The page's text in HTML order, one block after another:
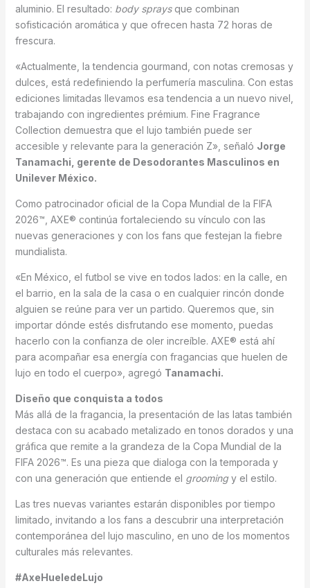
aluminio. El resultado: body sprays que combinan
sofisticación aromática y que ofrecen hasta 72 horas de
frescura.
«Actualmente, la tendencia gourmand, con notas cremosas y
dulces, está redefiniendo la perfumería masculina. Con estas
ediciones limitadas llevamos esa tendencia a un nuevo nivel,
trabajando con ingredientes prémium. Fine Fragrance
Collection demuestra que el lujo también puede ser
accesible y relevante para la generación Z», señaló Jorge
Tanamachi, gerente de Desodorantes Masculinos en
Unilever México.
Como patrocinador oficial de la Copa Mundial de la FIFA
2026™, AXE® continúa fortaleciendo su vínculo con las
nuevas generaciones y con los fans que festejan la fiebre
mundialista.
«En México, el futbol se vive en todos lados: en la calle, en
el barrio, en la sala de la casa o en cualquier rincón donde
alguien se reúne para ver un partido. Queremos que, sin
importar dónde estés disfrutando ese momento, puedas
hacerlo con la confianza de oler increíble. AXE® está ahí
para acompañar esa energía con fragancias que huelen de
lujo en todo el cuerpo», agregó Tanamachi.
Diseño que conquista a todos
Más allá de la fragancia, la presentación de las latas también
destaca con su acabado metalizado en tonos dorados y una
gráfica que remite a la grandeza de la Copa Mundial de la
FIFA 2026™. Es una pieza que dialoga con la temporada y
con una generación que entiende el groomingy el estilo.
Las tres nuevas variantes estarán disponibles por tiempo
limitado, invitando a los fans a descubrir una interpretación
contemporánea del lujo masculino, en uno de los momentos
culturales más relevantes.
#AxeHueledeLujo